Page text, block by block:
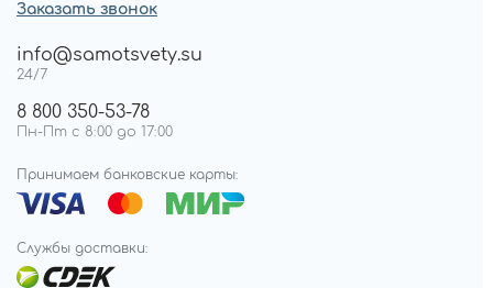
Заказать звонок
info@samotsvety.su
24/7
8 800 350-53-78
Пн-Пт с 8:00 до 17:00
Принимаем банковские карты:
Службы доставки: